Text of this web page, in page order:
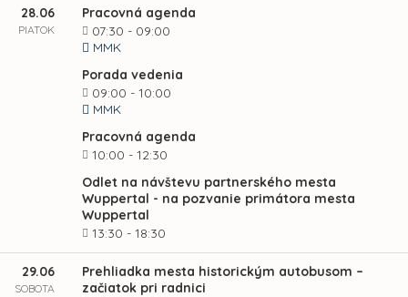
28.06
PIATOK
Pracovná agenda
07:30 - 09:00
MMK
Porada vedenia
09:00 - 10:00
MMK
Pracovná agenda
10:00 - 12:30
Odlet na návštevu partnerského mesta
Wuppertal - na pozvanie primátora mesta
Wuppertal
13:30 - 18:30
29.06
SOBOTA
Prehliadka mesta historickým autobusom –
začiatok pri radnici